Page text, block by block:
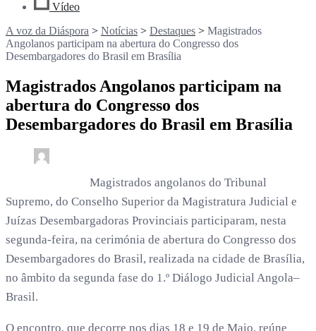
Vídeo
A voz da Diáspora > Notícias > Destaques > Magistrados
Angolanos participam na abertura do Congresso dos
Desembargadores do Brasil em Brasília
Magistrados Angolanos participam na
abertura do Congresso dos
Desembargadores do Brasil em Brasília
Magistrados angolanos do Tribunal
Supremo, do Conselho Superior da Magistratura Judicial e
Juízas Desembargadoras Provinciais participaram, nesta
segunda-feira, na cerimónia de abertura do Congresso dos
Desembargadores do Brasil, realizada na cidade de Brasília,
no âmbito da segunda fase do 1.º Diálogo Judicial Angola–
Brasil.
O encontro, que decorre nos dias 18 e 19 de Maio, reúne